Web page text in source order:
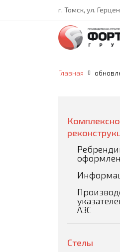
г. Томск, ул.
Главная
АЗС
Стелы